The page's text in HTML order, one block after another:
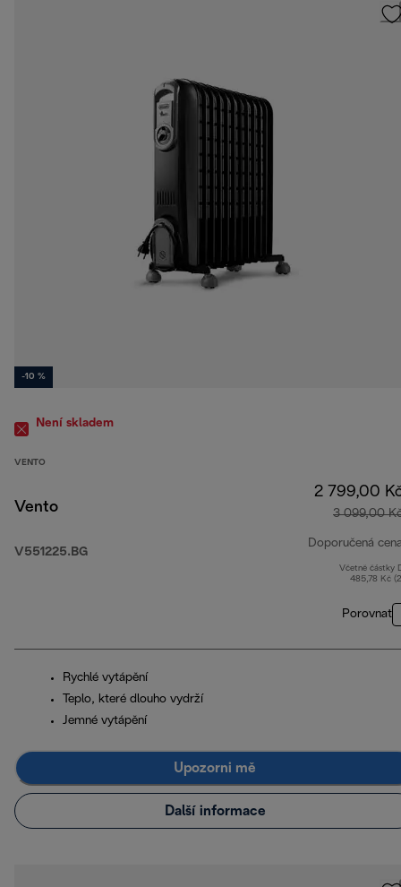
-10 %
Není skladem
VENTO
Vento
V551225.BG
2 799,00
3 099,00
Doporučená
Včetně částky
485,78 Kč
Porovnat
Rychlé vytápění
Teplo, které dlouho vydrží
Jemné vytápění
Upozorni mě
Další informace